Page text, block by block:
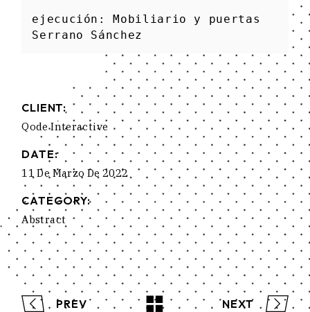
ejecución: Mobiliario y puertas
Serrano Sánchez
CLIENT:
Qode Interactive
DATE:
11 De Marzo De 2022
CATEGORY:
Abstract
PREV NEXT